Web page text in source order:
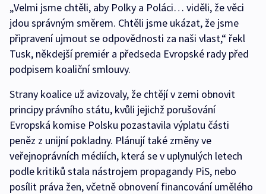
„Velmi jsme chtěli, aby Polky a Poláci… viděli, že věci
jdou správným směrem. Chtěli jsme ukázat, že jsme
připravení ujmout se odpovědnosti za naši vlast,“ řekl
Tusk, někdejší premiér a předseda Evropské rady před
podpisem koaliční smlouvy.
Strany koalice už avizovaly, že chtějí v zemi obnovit
principy právního státu, kvůli jejichž porušování
Evropská komise Polsku pozastavila výplatu části
peněz z unijní pokladny. Plánují také změny ve
veřejnoprávních médiích, která se v uplynulých letech
podle kritiků stala nástrojem propagandy PiS, nebo
posílit práva žen, včetně obnovení financování umělého